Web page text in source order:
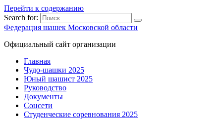
Перейти к содержанию
Search for:
Федерация шашек Московской области
Официальный сайт организации
Главная
Чудо-шашки 2025
Юный шашист 2025
Руководство
Документы
Соцсети
Студенческие соревнования 2025